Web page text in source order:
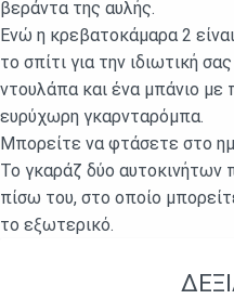
βεράντα της αυλής.
Ενώ η κρεβατοκάμαρα 2
το σπίτι για την ιδιωτική
ντουλάπα και ένα μπάνιο με
ευρύχωρη γκαρνταρόμπα.
Μπορείτε να φτάσετε στο
Το γκαράζ δύο αυτοκινήτων
πίσω του, στο οποίο
το εξωτερικό.